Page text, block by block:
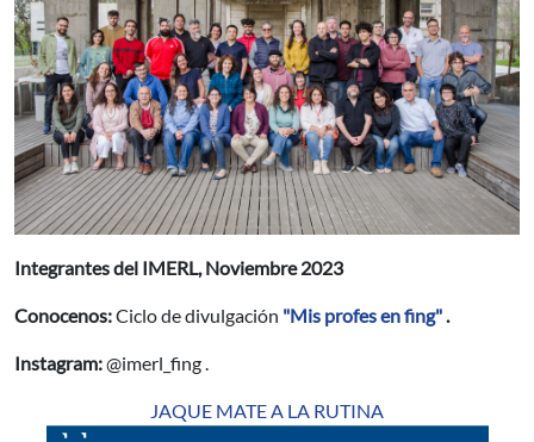
Integrantes del IMERL, Noviembre 2023
Conocenos:Ciclo de divulgación "Mis profes en fing".
Instagram:@imerl_fing .
JAQUE MATE A LA RUTINA